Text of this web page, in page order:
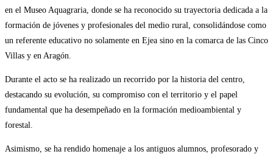
en el Museo Aquagraria, donde se ha reconocido su trayectoria dedicada a la
formación de jóvenes y profesionales del medio rural, consolidándose como
un referente educativo no solamente en Ejea sino en la comarca de las Cinco
Villas y en Aragón.
Durante el acto se ha realizado un recorrido por la historia del centro,
destacando su evolución, su compromiso con el territorio y el papel
fundamental que ha desempeñado en la formación medioambiental y
forestal.
Asimismo, se ha rendido homenaje a los antiguos alumnos, profesorado y